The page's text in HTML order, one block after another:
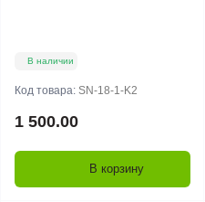
В наличии
Код товара: SN-18-1-K2
1 500.00
В корзину